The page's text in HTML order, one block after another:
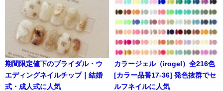
期間限定値下のブライダル・ウ
エディングネイルチップ｜結婚
式・成人式に人気
カラージェル（irogel）全216色
[カラー品番17-36] 発色抜群でセ
ルフネイルに人気